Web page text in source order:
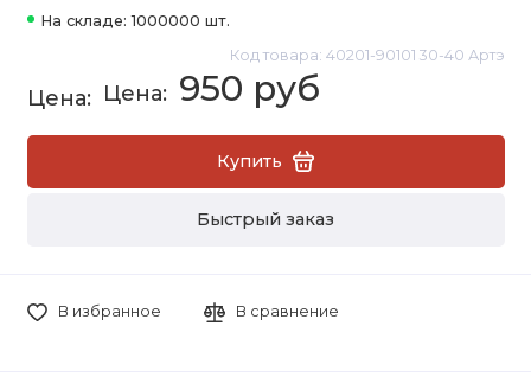
На складе: 1000000 шт.
Код товара: 40201-90101 30-40 Артэ
950 руб
Купить
Быстрый заказ
В избранное В сравнение